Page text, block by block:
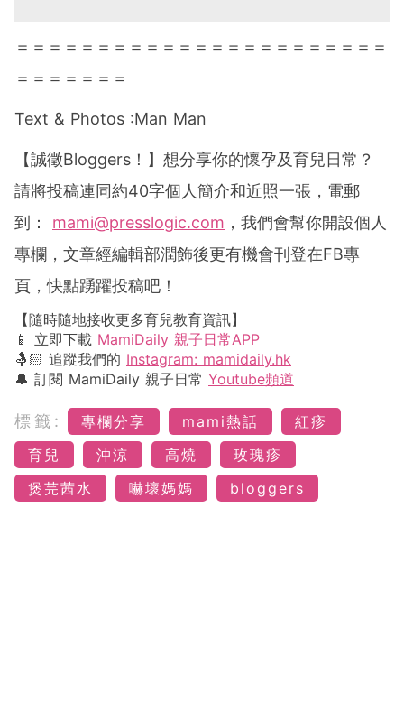
＝＝＝＝＝＝＝＝＝＝＝＝＝＝＝＝＝＝＝＝＝＝＝
＝＝＝＝＝＝＝
Text & Photos :Man Man
【誠徵Bloggers ！】想分享你的懷孕及育兒日常？
請將投稿連同約40字個人簡介和近照一張，電郵
到：
mami@presslogic.com ，我們會幫你開設個人
專欄，文章經編輯部潤飾後更有機會刊登在FB專
頁，快點踴躍投稿吧！
【隨時隨地接收更多育兒教育資訊】
📱 立即下載 MamiDaily 親子日常APP
🤱🏻 追蹤我們的 Instagram: mamidaily.hk
🔔 訂閱 MamiDaily 親子日常 Youtube頻道
標籤: 專欄分享 mami熱話
紅疹
育兒
沖涼 高燒
玫瑰疹
煲芫茜水
嚇壞媽媽 bloggers